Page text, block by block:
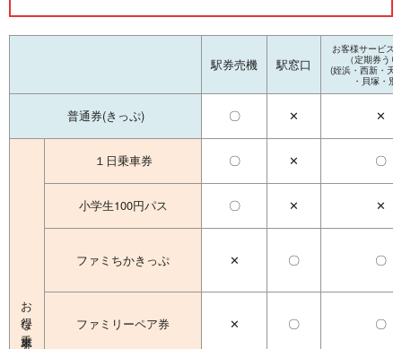
駅券売機 駅窓口
お客様サービス
（定期券う
(姪浜・西新・天
・貝塚・別
普通券(きっぷ) 〇 ✕ ✕
お得な乗車券
１日乗車券 〇 ✕ 〇
小学生100円パス 〇 ✕ ✕
ファミちかきっぷ ✕ 〇 〇
ファミリーペア券 ✕ 〇 〇